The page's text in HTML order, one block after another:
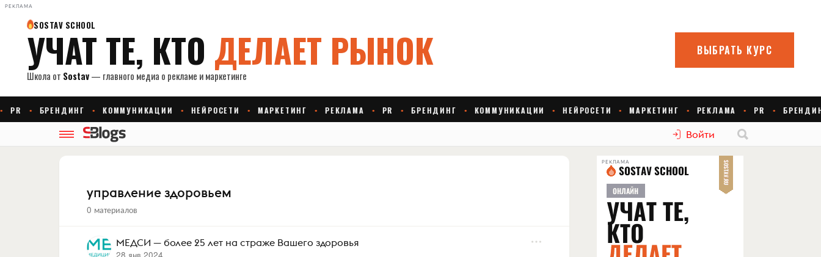
РЕКЛАМА
Войти
управление здоровьем
0 материалов
МЕДСИ — более 25 лет на страже Вашего здоровья
28 янв 2024
РЕКЛАМА